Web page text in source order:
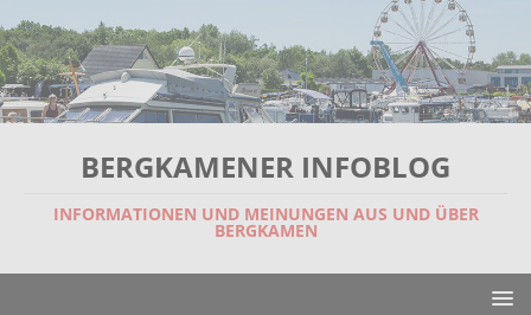
BERGKAMENER INFOBLOG
INFORMATIONEN UND MEINUNGEN AUS UND ÜBER
BERGKAMEN